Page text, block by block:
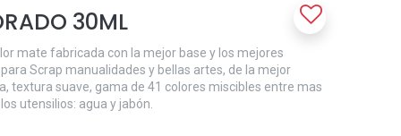
30ML
mate fabricada con la mejor base y los mejores
Scrap manualidades y bellas artes, de la mejor
textura suave, gama de 41 colores miscibles entre mas
utensilios: agua y jabón.